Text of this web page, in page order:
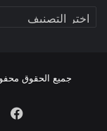
تصنيفات
جميع الحقوق